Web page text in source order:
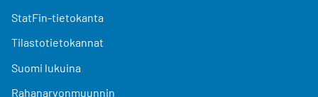
StatFin-tietokanta
Tilastotietokannat
Suomi lukuina
Rahanarvonmuunnin